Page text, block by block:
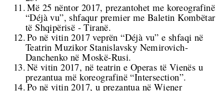
11.Më 25 nëntor 2017, prezantohet me koreografinë
“Déjà vu”, shfaqur premier me Baletin Kombëtar
të Shqipërisë - Tiranë.
12.Po në vitin 2017 veprën “Déjà vu” e shfaqi në
Teatrin Muzikor Stanislavsky Nemirovich-
Danchenko në Moskë-Rusi.
13.Në vitin 2017, në teatrin e Operas të Vienës u
prezantua më koreografinë “Intersection”.
14.Po në vitin 2017, u prezantua në Wiener